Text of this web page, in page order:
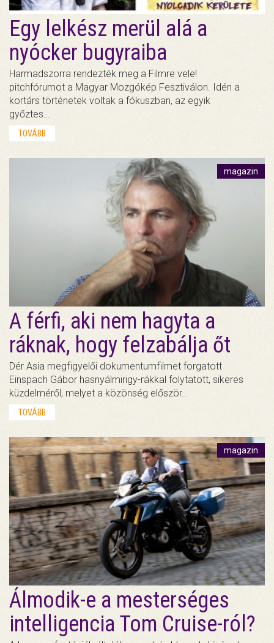
Egy lelkész merül alá a
nyócker bugyraiba
Harmadszorra rendezték meg a Filmre vele!
pitchfórumot a Magyar Mozgókép Fesztiválon. Idén a
kortárs történetek voltak a fókuszban, az egyik
győztes…
TOVÁBB
magazin
A férfi, aki nem hagyta a
ráknak, hogy felzabálja őt
Dér Asia megfigyelői dokumentumfilmet forgatott
Einspach Gábor hasnyálmirigy-rákkal folytatott, sikeres
küzdelméről, melyet a közönség először…
TOVÁBB
magazin
Álmodik-e a mesterséges
intelligencia Tom Cruise-ról?